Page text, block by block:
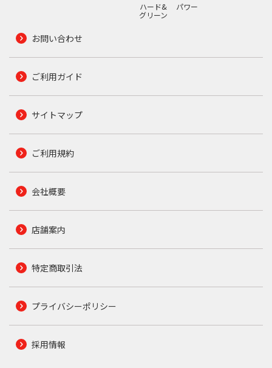
ハード&
グリーン
パワー
お問い合わせ
ご利用ガイド
サイトマップ
ご利用規約
会社概要
店舗案内
特定商取引法
プライバシーポリシー
採用情報